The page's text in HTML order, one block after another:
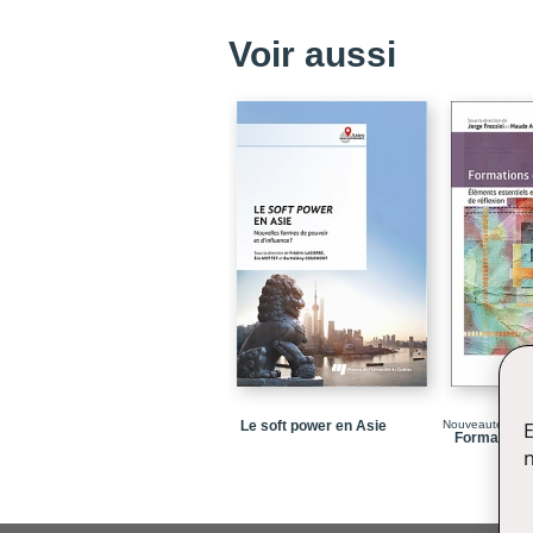
Voir aussi
Le soft power en Asie Nouveauté/Libre